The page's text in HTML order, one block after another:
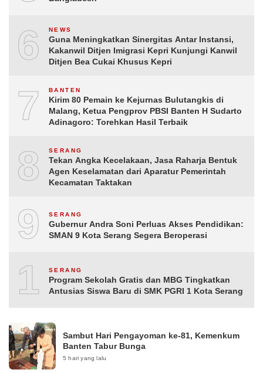
6 NEWS
Guna Meningkatkan Sinergitas Antar Instansi,
Kakanwil Ditjen Imigrasi Kepri Kunjungi Kanwil
Ditjen Bea Cukai Khusus Kepri
7 BANTEN
Kirim 80 Pemain ke Kejurnas Bulutangkis di
Malang, Ketua Pengprov PBSI Banten H Sudarto
Adinagoro: Torehkan Hasil Terbaik
8 SERANG
Tekan Angka Kecelakaan, Jasa Raharja Bentuk
Agen Keselamatan dari Aparatur Pemerintah
Kecamatan Taktakan
9 SERANG
Gubernur Andra Soni Perluas Akses Pendidikan:
SMAN 9 Kota Serang Segera Beroperasi
10SERANG
Program Sekolah Gratis dan MBG Tingkatkan
Antusias Siswa Baru di SMK PGRI 1 Kota Serang
Sambut Hari Pengayoman ke-81, Kemenkum
Banten Tabur Bunga
5 hari yang lalu